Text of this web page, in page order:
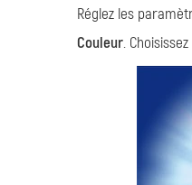
Réglez les
Couleur.